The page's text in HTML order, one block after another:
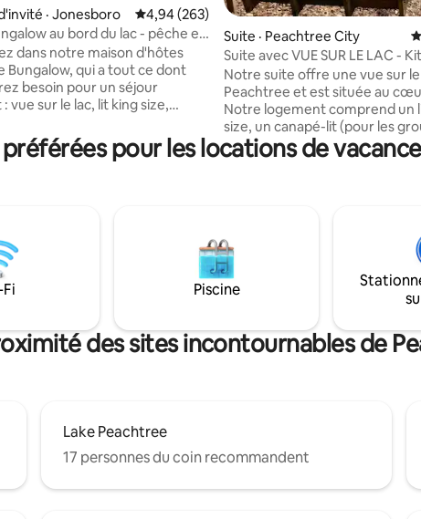
sur 5, 132 commentaires
· Jonesboro Note moyenne de 4,94 sur 5, 263
4,94 (263)
au bord du lac - pêche et
dans notre maison d'hôtes
Bungalow, qui a tout ce dont
besoin pour un séjour
vue sur le lac, lit king size,
plus encore. Profitez de la
paddle et de l'observation de
partage un mur (mur de la
avec la maison principale.
de Poméranie sympathiques
! À 10-15 minutes de
etc.
Suite · Peachtree City
Suite avec VUE SUR LE LAC -
- Cœur de PTC - Location de
Notre suite offre une vue sur
Peachtree et est située au
Notre logement comprend un
size, un canapé-lit (pour les
personnes et plus), une
salle à manger et une salle de
(bébé/tout-petit/enfant).
allées pour les voiturettes, les
pédestres et les magasins à
tous accessibles en 5 minutes
en voiture ou en voiturette de
voiturette de golf pour vraiment
découvrir le charme de PTC !
pour les locations de
Piscine
des sites incontournables de
Lake Peachtree
17 personnes du coin recommandent